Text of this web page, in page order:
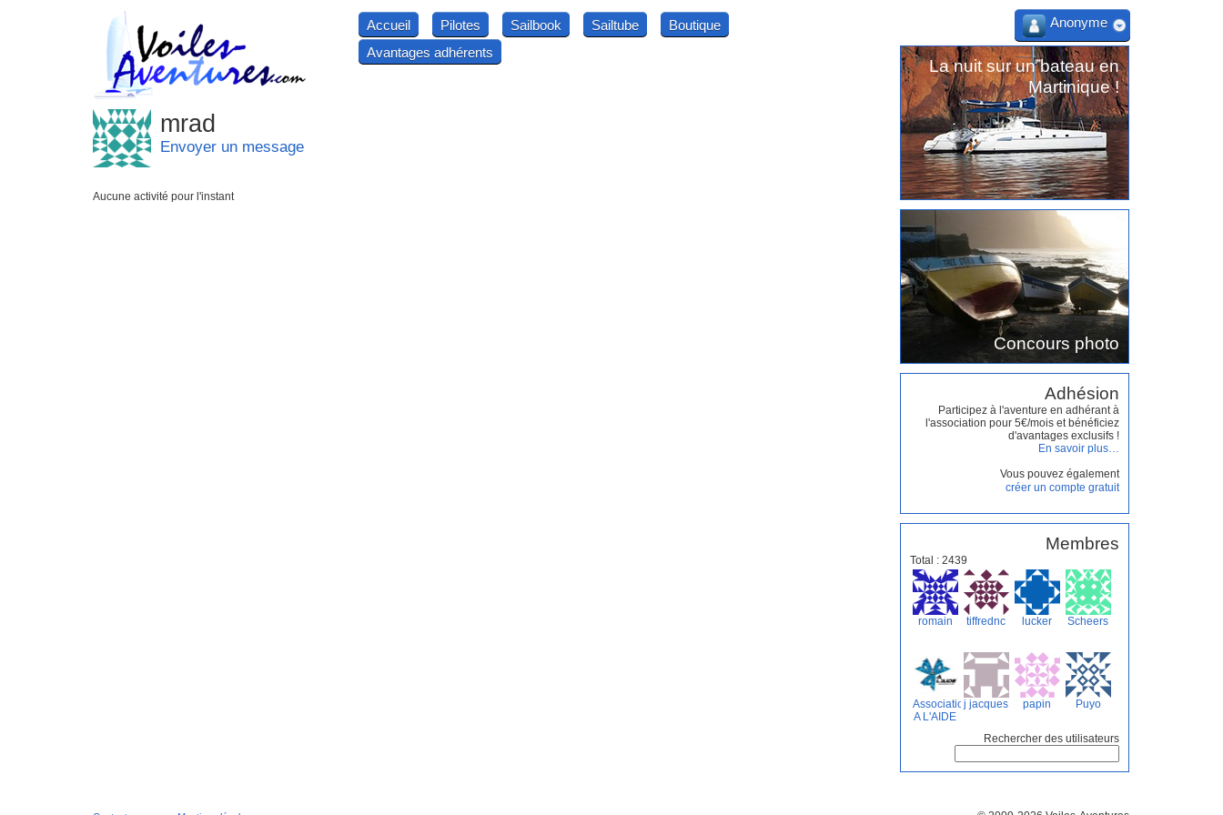
Accueil Pilotes Sailbook Sailtube
Boutique
Avantages adhérents
mrad
Envoyer un message
Aucune activité pour l'instant
La nuit sur un bateau en
Martinique !
Concours photo
Adhésion
Participez à l'aventure en adhérant à
l'association pour 5€/mois et bénéficiez
d'avantages exclusifs !
En savoir plus…
Vous pouvez également
créer un compte gratuit
Membres
Total : 2439
romain tiffrednc lucker Scheers
Association
A L'AIDE
j jacques papin Puyo
Rechercher des utilisateurs
Anonyme